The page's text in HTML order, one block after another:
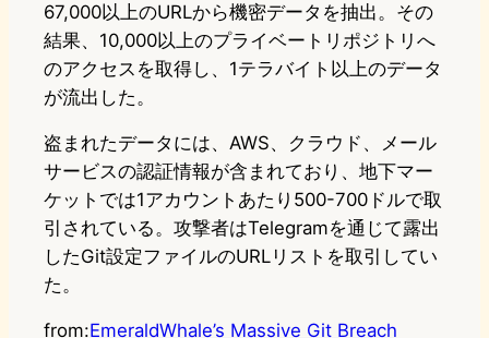
67,000以上のURLから機密データを抽出。その
結果、10,000以上のプライベートリポジトリへ
のアクセスを取得し、1テラバイト以上のデータ
が流出した。
盗まれたデータには、AWS、クラウド、メール
サービスの認証情報が含まれており、地下マー
ケットでは1アカウントあたり500-700ドルで取
引されている。攻撃者はTelegramを通じて露出
したGit設定ファイルのURLリストを取引してい
た。
from:EmeraldWhale’s Massive Git Breach